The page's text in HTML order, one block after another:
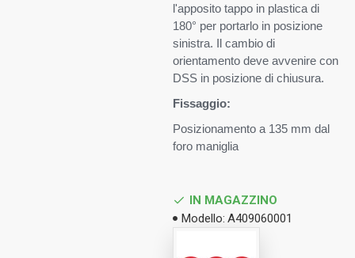
l'apposito tappo in plastica di
180° per portarlo in posizione
sinistra. Il cambio di
orientamento deve avvenire con
DSS in posizione di chiusura.
Fissaggio:
Posizionamento a 135 mm dal
foro maniglia
IN MAGAZZINO
Modello: A409060001